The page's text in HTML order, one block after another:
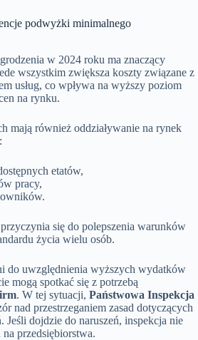
podwyżki minimalnego
w 2024 roku ma znaczący
wszystkim zwiększa koszty związane z
usług, co wpływa na wyższy poziom
na rynku.
mają również oddziaływanie na rynek
etatów,
pracy,
przyczynia się do polepszenia warunków
życia wielu osób.
do uwzględnienia wyższych wydatków
mogą spotkać się z potrzebą
. W tej sytuacji, Państwowa Inspekcja
nad przestrzeganiem zasad dotyczących
dojdzie do naruszeń, inspekcja nie
przedsiębiorstwa.